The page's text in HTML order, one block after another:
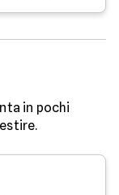
in pochi